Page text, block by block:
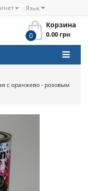
Язык
Корзина
0
0.00 грн
с оранжево - розовым